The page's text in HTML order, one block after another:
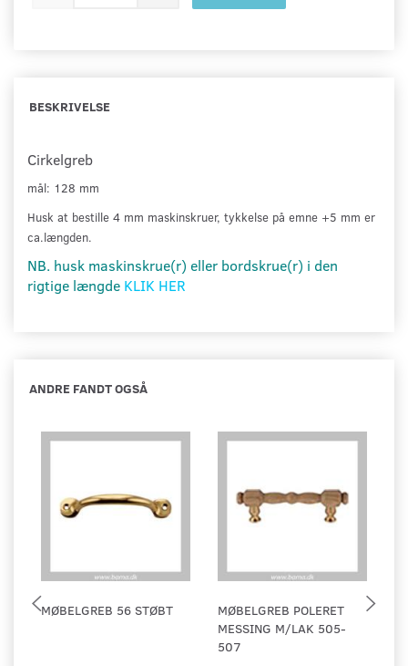
BESKRIVELSE
Cirkelgreb
mål: 128 mm
Husk at bestille 4 mm maskinskruer, tykkelse på emne +5 mm er
ca.længden.
NB. husk maskinskrue(r) eller bordskrue(r) i den
rigtige længde KLIK HER
ANDRE FANDT OGSÅ
MØBELGREB 56 STØBT
MØBELGREB POLERET
MESSING M/LAK 505-
507